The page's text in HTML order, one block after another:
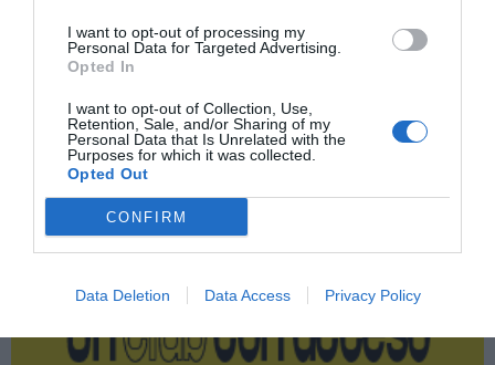
I want to opt-out of processing my
Personal Data for Targeted Advertising.
Opted In
I want to opt-out of Collection, Use,
Retention, Sale, and/or Sharing of my
Personal Data that Is Unrelated with the
Purposes for which it was collected.
Opted Out
CONFIRM
Data Deletion Data Access Privacy Policy
Índex
Lululemon
Publicidad
2Playbook Club2P